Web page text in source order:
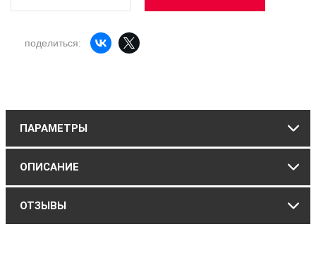
поделиться:
ПАРАМЕТРЫ
ОПИСАНИЕ
ОТЗЫВЫ